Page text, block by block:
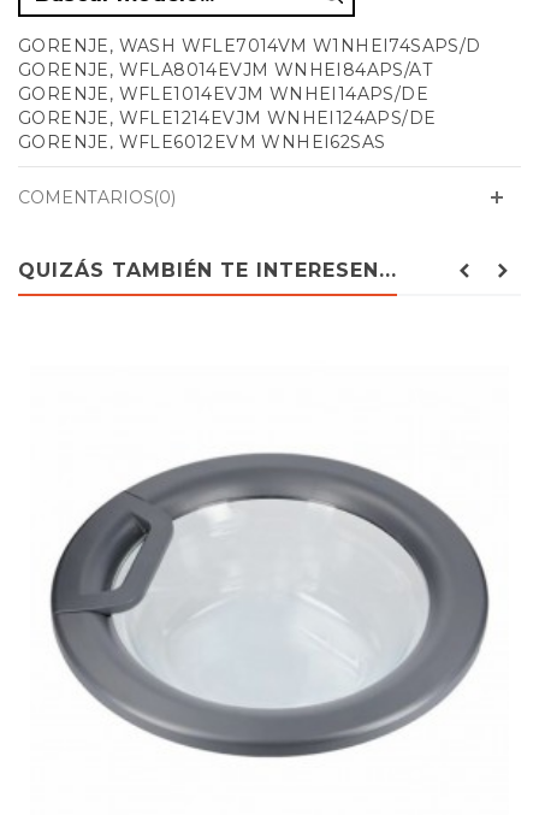
GORENJE, WASH WFLE7014VM W1NHEI74SAPS/D
GORENJE, WFLA8014EVJM WNHEI84APS/AT
GORENJE, WFLE1014EVJM WNHEI14APS/DE
GORENJE, WFLE1214EVJM WNHEI124APS/DE
GORENJE, WFLE6012EVM WNHEI62SAS
GORENJE, WFLE7012EVM WNHEI72SAS
GORENJE, WFLE7012EVM WNHEI72SAS/UA
GORENJE, WFLE7014EVM WNHEI74SAPS/AT
GORENJE, WFLE7014EVM WNHEI74SAS
GORENJE, WFLE7014VM WN11HEI74SAPS/AT
HISENSE, WF3V7012LE
HISENSE, WF8014QAEVJM
HISENSE, WFQE1214EVJM
HISENSE, WFQE6012EVM
HISENSE, WFQE7012EVM
HISENSE, WFQE7014EVM
HISENSE, WFQE901418VJM
COMENTARIOS(0)
QUIZÁS TAMBIÉN TE INTERESEN...